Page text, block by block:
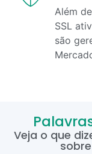
Além
SSL
são
Veja o que